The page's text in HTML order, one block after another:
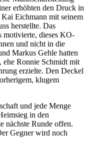
erhöhten den Druck in
Kai Eichmann mit seinem
herstellte. Das
motivierte, dieses KO-
und nicht in die
Markus Gehle hatten
ehe Ronnie Schmidt mit
erzielte. Den Deckel
klugem
und jede Menge
in den
nächste Runde offen.
Gegner wird noch